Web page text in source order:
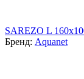
SAREZO L
Бренд: Aquanet